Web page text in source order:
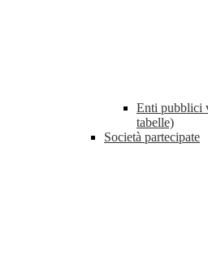
Enti pubblici
tabelle)
Società partecipate